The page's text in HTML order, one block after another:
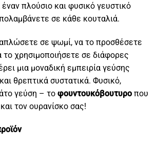
πλούσιο και φυσικό γευστικό
σε κάθε κουταλιά.
απλώσετε σε ψωμί, να το προσθέσετε
χρησιμοποιήσετε σε διάφορες
μια μοναδική εμπειρία γεύσης
θρεπτικά συστατικά. Φυσικό,
γεύση – το φουντουκόβουτυροπου
τον ουρανίσκο σας!